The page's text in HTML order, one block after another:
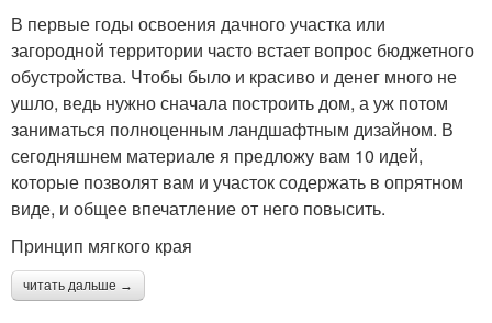
В первые годы освоения дачного участка или
загородной территории часто встает вопрос бюджетного
обустройства. Чтобы было и красиво и денег много не
ушло, ведь нужно сначала построить дом, а уж потом
заниматься полноценным ландшафтным дизайном. В
сегодняшнем материале я предложу вам 10 идей,
которые позволят вам и участок содержать в опрятном
виде, и общее впечатление от него повысить.
Принцип мягкого края
читать дальше →